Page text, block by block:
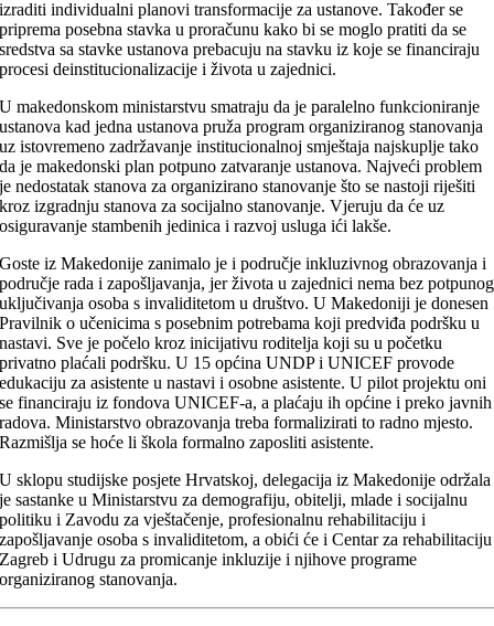
izraditi individualni planovi transformacije za ustanove. Također se
priprema posebna stavka u proračunu kako bi se moglo pratiti da se
sredstva sa stavke ustanova prebacuju na stavku iz koje se financiraju
procesi deinstitucionalizacije i života u zajednici.
U makedonskom ministarstvu smatraju da je paralelno funkcioniranje
ustanova kad jedna ustanova pruža program organiziranog stanovanja
uz istovremeno zadržavanje institucionalnoj smještaja najskuplje tako
da je makedonski plan potpuno zatvaranje ustanova. Najveći problem
je nedostatak stanova za organizirano stanovanje što se nastoji riješiti
kroz izgradnju stanova za socijalno stanovanje. Vjeruju da će uz
osiguravanje stambenih jedinica i razvoj usluga ići lakše.
Goste iz Makedonije zanimalo je i područje inkluzivnog obrazovanja i
područje rada i zapošljavanja, jer života u zajednici nema bez potpunog
uključivanja osoba s invaliditetom u društvo. U Makedoniji je donesen
Pravilnik o učenicima s posebnim potrebama koji predviđa podršku u
nastavi. Sve je počelo kroz inicijativu roditelja koji su u početku
privatno plaćali podršku. U 15 općina UNDP i UNICEF provode
edukaciju za asistente u nastavi i osobne asistente. U pilot projektu oni
se financiraju iz fondova UNICEF-a, a plaćaju ih općine i preko javnih
radova. Ministarstvo obrazovanja treba formalizirati to radno mjesto.
Razmišlja se hoće li škola formalno zaposliti asistente.
U sklopu studijske posjete Hrvatskoj, delegacija iz Makedonije održala
je sastanke u Ministarstvu za demografiju, obitelji, mlade i socijalnu
politiku i Zavodu za vještačenje, profesionalnu rehabilitaciju i
zapošljavanje osoba s invaliditetom, a obići će i Centar za rehabilitaciju
Zagreb i Udrugu za promicanje inkluzije i njihove programe
organiziranog stanovanja.